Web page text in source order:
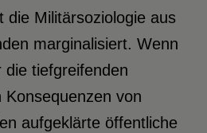
die Militärsoziologie aus
marginalisiert. Wenn
die tiefgreifenden
Konsequenzen von
aufgeklärte öffentliche